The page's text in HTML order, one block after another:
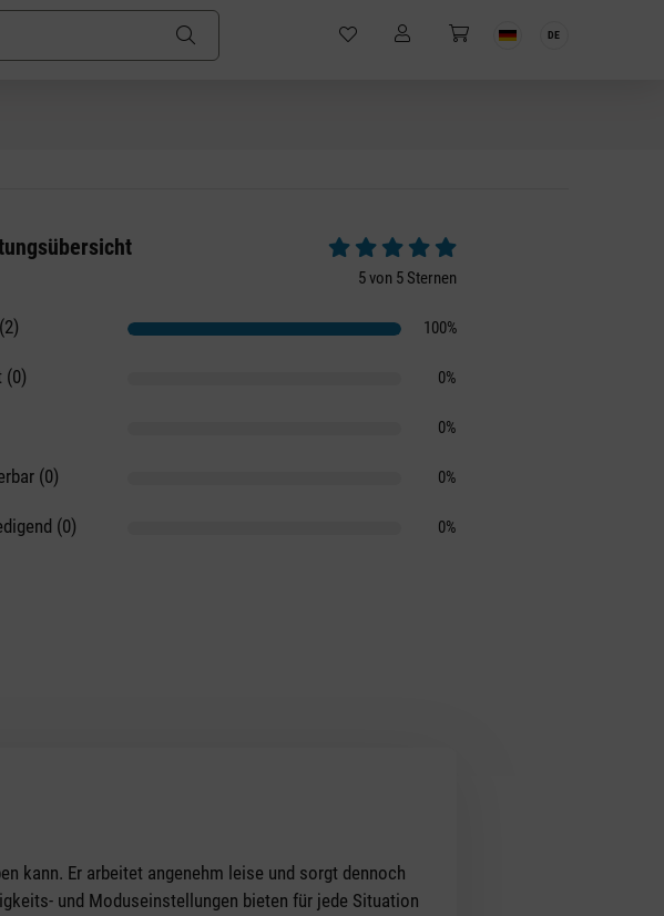
DE
Durchschnittliche Bewertung von 5 von 5
5 von 5 Sternen
100%
(0) 0%
0%
(0) 0%
(0) 0%
kann. Er arbeitet angenehm leise und sorgt dennoch
und Moduseinstellungen bieten für jede Situation